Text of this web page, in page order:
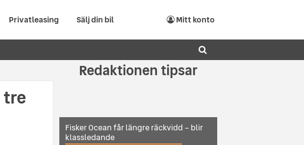
Privatleasing Sälj din bil Mitt konto
Redaktionen tipsar
tre
Fisker Ocean får längre räckvidd – blir
klassledande